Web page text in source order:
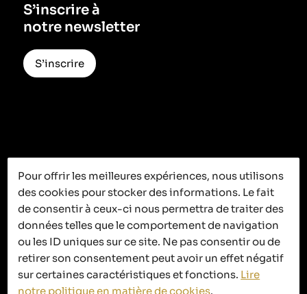
C’est ici que
ça se passe
S’inscrire à
notre newsletter
S’inscrire
Pour offrir les meilleures expériences, nous utilisons
des cookies pour stocker des informations. Le fait
de consentir à ceux-ci nous permettra de traiter des
données telles que le comportement de navigation
ou les ID uniques sur ce site. Ne pas consentir ou de
retirer son consentement peut avoir un effet négatif
sur certaines caractéristiques et fonctions. Lire
notre politique en matière de cookies.